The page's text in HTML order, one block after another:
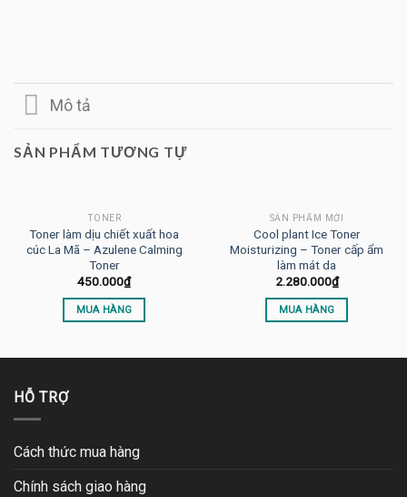
Mô tả
SẢN PHẨM TƯƠNG TỰ
TONER
Toner làm dịu chiết xuất hoa
cúc La Mã – Azulene Calming
Toner
450.000₫
MUA HÀNG
SẢN PHẨM MỚI
Cool plant Ice Toner
Moisturizing – Toner cấp ẩm
làm mát da
2.280.000₫
MUA HÀNG
HỖ TRỢ
Cách thức mua hàng
Chính sách giao hàng